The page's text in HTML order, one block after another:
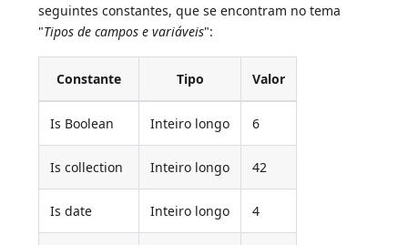
seguintes constantes, que se encontram no tema
"Tipos de campos e variáveis":
Constante Tipo Valor
Is Boolean Inteiro longo 6
Is collection Inteiro longo 42
Is date Inteiro longo 4